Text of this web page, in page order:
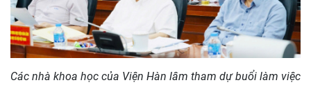
Các nhà khoa học bắt tay chào mừng đồng chí Nguyễn
Thanh Nghị và đoàn công tác đến thăm và làm việc tại
Viện Hàn lâm